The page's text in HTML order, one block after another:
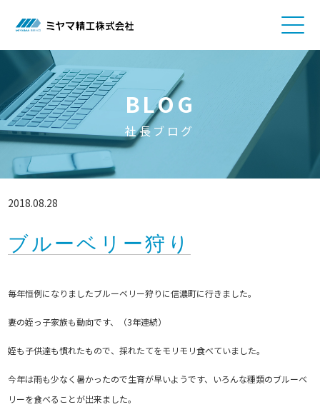
BLOG
社長ブログ
2018.08.28
ブルーベリー狩り
毎年恒例になりましたブルーベリー狩りに信濃町に行きました。
妻の姪っ子家族も動向です、（3年連続）
姪も子供達も慣れたもので、採れたてをモリモリ食べていました。
今年は雨も少なく暑かったので生育が早いようです、いろんな種類のブルーベ
リーを食べることが出来ました。